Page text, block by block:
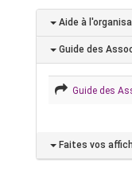
Aide à
Guide des
Guide des
Faites vos